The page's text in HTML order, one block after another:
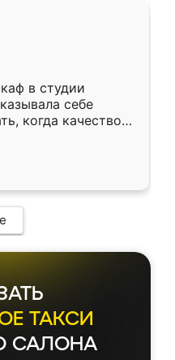
в студии
себе
когда качеством
кухня уже почти
ТАКСИ
САЛОНА